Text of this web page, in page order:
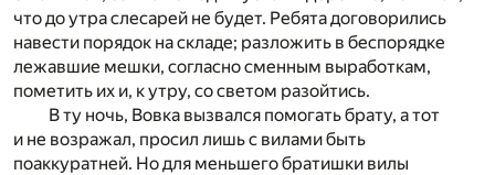
что до утра слесарей не будет. Ребята договорились
навести порядок на складе; разложить в беспорядке
лежавшие мешки, согласно сменным выработкам,
пометить их и, к утру, со светом разойтись.
В ту ночь, Вовка вызвался помогать брату, а тот
и не возражал, просил лишь с вилами быть
поаккуратней. Но для меньшего братишки вилы